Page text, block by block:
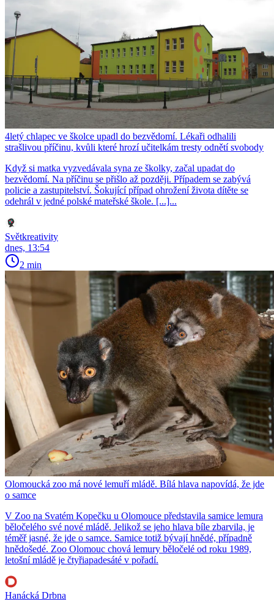
4letý chlapec ve školce upadl do bezvědomí. Lékaři odhalili
strašlivou příčinu, kvůli které hrozí učitelkám tresty odnětí svobody
Když si matka vyzvedávala syna ze školky, začal upadat do
bezvědomí. Na příčinu se přišlo až později. Případem se zabývá
policie a zastupitelství. Šokující případ ohrožení života dítěte se
odehrál v jedné polské mateřské škole. [...]...
Světkreativity
dnes, 13:54
2 min
Olomoucká zoo má nové lemuří mládě. Bílá hlava napovídá, že jde
o samce
V Zoo na Svatém Kopečku u Olomouce představila samice lemura
běločelého své nové mládě. Jelikož se jeho hlava bíle zbarvila, je
téměř jasné, že jde o samce. Samice totiž bývají hnědé, případně
hnědošedé. Zoo Olomouc chová lemury běločelé od roku 1989,
letošní mládě je čtyřiapadesáté v pořadí.
Hanácká Drbna